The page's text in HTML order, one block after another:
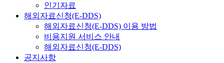
인기자료
해외자료신청(E-DDS)
해외자료신청(E-DDS) 이용 방법
비용지원 서비스 안내
해외자료신청(E-DDS)
공지사항